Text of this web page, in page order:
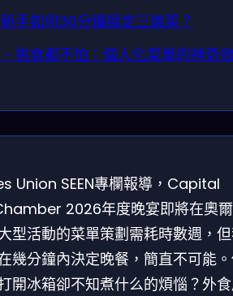
手如何30分鐘搞定三道菜？
挑食都不怕：個人化菜單的神奇
Union SEEN專欄報導，Capital
2026年度晚宴即將在奧
型活動的菜單策劃需耗時數週，
幾分鐘內決定晚餐，簡直不可能
開冰箱卻不知煮什么的煩惱？外